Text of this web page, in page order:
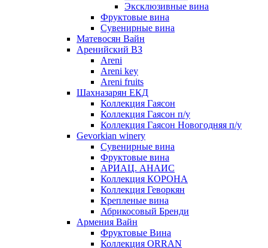
Эксклюзивные вина
Фруктовые вина
Cувенирные вина
Матевосян Вайн
Аренийский ВЗ
Areni
Areni key
Areni fruits
Шахназарян ЕКД
Коллекция Гаясон
Коллекция Гаясон п/у
Коллекция Гаясон Новогодняя п/у
Gevorkian winery
Сувенирные вина
Фруктовые вина
АРИАЦ. АНАИС
Коллекция КОРОНА
Коллекция Геворкян
Крепленые вина
Абрикосовый Бренди
Армения Вайн
Фруктовые Вина
Коллекция ORRAN